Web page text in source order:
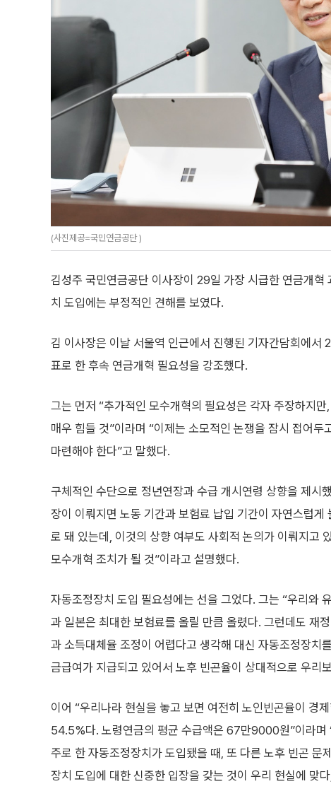
(사진제공=국민연금공단 )
김성주 국민연금공단 이사장이 29일 가장 시급한 연금개
치 도입에는 부정적인 견해를 보였다.
김 이사장은 이날 서울역 인근에서 진행된 기자간담회에서
표로 한 후속 연금개혁 필요성을 강조했다.
그는 먼저 “추가적인 모수개혁의 필요성은 각자 주장하지
매우 힘들 것”이라며 “이제는 소모적인 논쟁을 잠시 접어두
마련해야 한다”고 말했다.
구체적인 수단으로 정년연장과 수급 개시연령 상향을 제시
장이 이뤄지면 노동 기간과 보험료 납입 기간이 자연스럽
로 돼 있는데, 이것의 상향 여부도 사회적 논의가 이뤄지고
모수개혁 조치가 될 것”이라고 설명했다.
자동조정장치 도입 필요성에는 선을 그었다. 그는 “우리와
과 일본은 최대한 보험료를 올릴 만큼 올렸다. 그런데도 재
과 소득대체율 조정이 어렵다고 생각해 대신 자동조정장치
금급여가 지급되고 있어서 노후 빈곤율이 상대적으로 우리
이어 “우리나라 현실을 놓고 보면 여전히 노인빈곤율이 경
54.5%다. 노령연금의 평균 수급액은 67만9000원”이라며
주로 한 자동조정장치가 도입됐을 때, 또 다른 노후 빈곤 문
장치 도입에 대한 신중한 입장을 갖는 것이 우리 현실에 맞